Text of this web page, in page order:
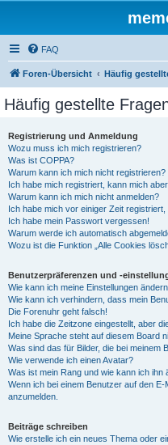
FAQ
Foren-Übersicht Häufig
Häufig gestellte
Registrierung und Anmeldung
Wozu muss ich mich registrieren?
Was ist COPPA?
Warum kann ich mich nicht registrieren?
Ich habe mich registriert, kann mich
Warum kann ich mich nicht anmelden?
Ich habe mich vor einiger Zeit
Ich habe mein Passwort vergessen!
Warum werde ich automatisch
Wozu ist die Funktion „Alle Cookies
Benutzerpräferenzen und -
Wie kann ich meine Einstellungen
Wie kann ich verhindern, dass mein
Die Forenuhr geht falsch!
Ich habe die Zeitzone eingestellt, aber
Meine Sprache steht auf diesem Board
Was sind das für Bilder, die bei meinem
Wie verwende ich einen Avatar?
Was ist mein Rang und wie kann ich ihn
Wenn ich bei einem Benutzer auf den
anzumelden.
Beiträge schreiben
Wie erstelle ich ein neues Thema oder